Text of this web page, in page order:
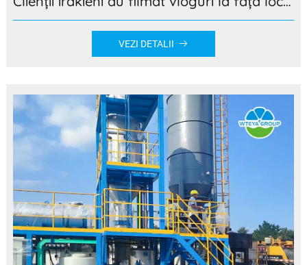
VEZI DETALII